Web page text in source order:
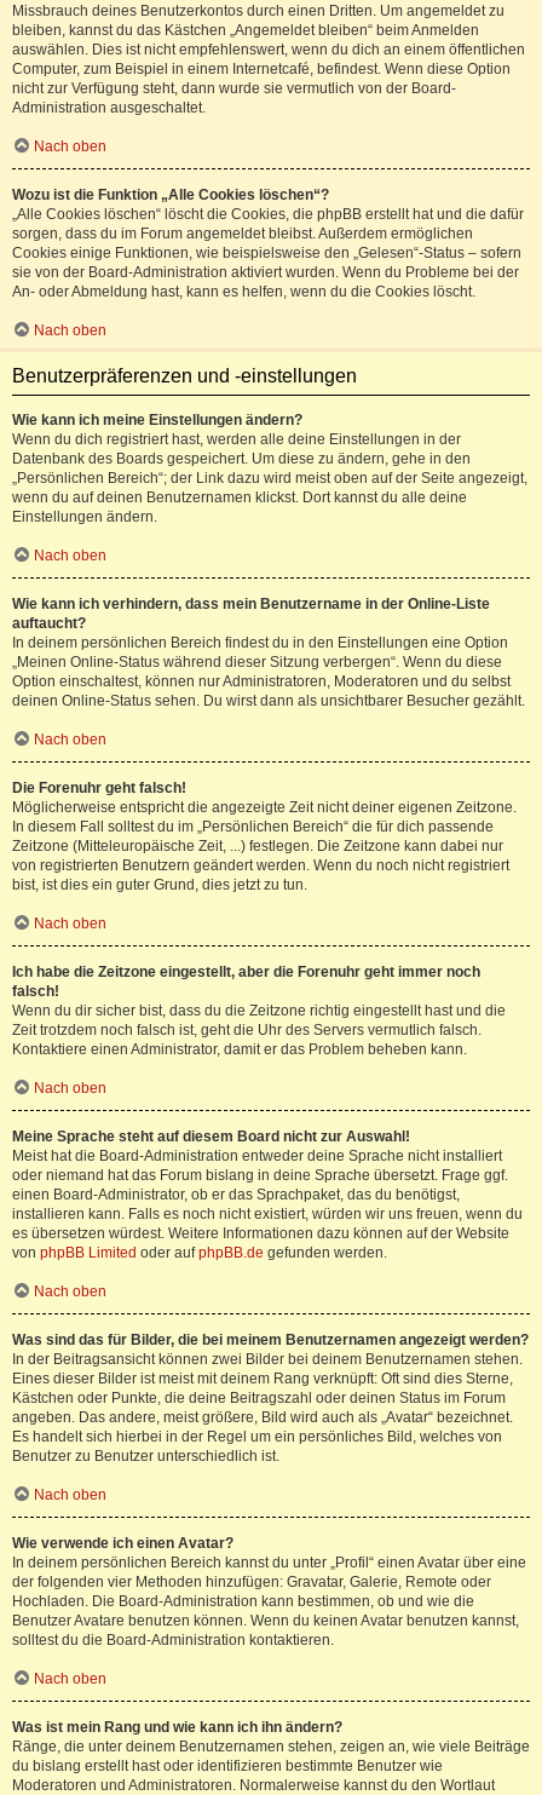
Missbrauch deines Benutzerkontos durch einen Dritten. Um angemeldet zu
bleiben, kannst du das Kästchen „Angemeldet bleiben“ beim Anmelden
auswählen. Dies ist nicht empfehlenswert, wenn du dich an einem öffentlichen
Computer, zum Beispiel in einem Internetcafé, befindest. Wenn diese Option
nicht zur Verfügung steht, dann wurde sie vermutlich von der Board-
Administration ausgeschaltet.
Nach oben
Wozu ist die Funktion „Alle Cookies löschen“?
„Alle Cookies löschen“ löscht die Cookies, die phpBB erstellt hat und die dafür
sorgen, dass du im Forum angemeldet bleibst. Außerdem ermöglichen
Cookies einige Funktionen, wie beispielsweise den „Gelesen“-Status – sofern
sie von der Board-Administration aktiviert wurden. Wenn du Probleme bei der
An- oder Abmeldung hast, kann es helfen, wenn du die Cookies löscht.
Nach oben
Benutzerpräferenzen und -einstellungen
Wie kann ich meine Einstellungen ändern?
Wenn du dich registriert hast, werden alle deine Einstellungen in der
Datenbank des Boards gespeichert. Um diese zu ändern, gehe in den
„Persönlichen Bereich“; der Link dazu wird meist oben auf der Seite angezeigt,
wenn du auf deinen Benutzernamen klickst. Dort kannst du alle deine
Einstellungen ändern.
Nach oben
Wie kann ich verhindern, dass mein Benutzername in der Online-Liste
auftaucht?
In deinem persönlichen Bereich findest du in den Einstellungen eine Option
„Meinen Online-Status während dieser Sitzung verbergen“. Wenn du diese
Option einschaltest, können nur Administratoren, Moderatoren und du selbst
deinen Online-Status sehen. Du wirst dann als unsichtbarer Besucher gezählt.
Nach oben
Die Forenuhr geht falsch!
Möglicherweise entspricht die angezeigte Zeit nicht deiner eigenen Zeitzone.
In diesem Fall solltest du im „Persönlichen Bereich“ die für dich passende
Zeitzone (Mitteleuropäische Zeit, ...) festlegen. Die Zeitzone kann dabei nur
von registrierten Benutzern geändert werden. Wenn du noch nicht registriert
bist, ist dies ein guter Grund, dies jetzt zu tun.
Nach oben
Ich habe die Zeitzone eingestellt, aber die Forenuhr geht immer noch
falsch!
Wenn du dir sicher bist, dass du die Zeitzone richtig eingestellt hast und die
Zeit trotzdem noch falsch ist, geht die Uhr des Servers vermutlich falsch.
Kontaktiere einen Administrator, damit er das Problem beheben kann.
Nach oben
Meine Sprache steht auf diesem Board nicht zur Auswahl!
Meist hat die Board-Administration entweder deine Sprache nicht installiert
oder niemand hat das Forum bislang in deine Sprache übersetzt. Frage ggf.
einen Board-Administrator, ob er das Sprachpaket, das du benötigst,
installieren kann. Falls es noch nicht existiert, würden wir uns freuen, wenn du
es übersetzen würdest. Weitere Informationen dazu können auf der Website
von phpBB Limited oder aufphpBB.de gefunden werden.
Nach oben
Was sind das für Bilder, die bei meinem Benutzernamen angezeigt werden?
In der Beitragsansicht können zwei Bilder bei deinem Benutzernamen stehen.
Eines dieser Bilder ist meist mit deinem Rang verknüpft: Oft sind dies Sterne,
Kästchen oder Punkte, die deine Beitragszahl oder deinen Status im Forum
angeben. Das andere, meist größere, Bild wird auch als „Avatar“ bezeichnet.
Es handelt sich hierbei in der Regel um ein persönliches Bild, welches von
Benutzer zu Benutzer unterschiedlich ist.
Nach oben
Wie verwende ich einen Avatar?
In deinem persönlichen Bereich kannst du unter „Profil“ einen Avatar über eine
der folgenden vier Methoden hinzufügen: Gravatar, Galerie, Remote oder
Hochladen. Die Board-Administration kann bestimmen, ob und wie die
Benutzer Avatare benutzen können. Wenn du keinen Avatar benutzen kannst,
solltest du die Board-Administration kontaktieren.
Nach oben
Was ist mein Rang und wie kann ich ihn ändern?
Ränge, die unter deinem Benutzernamen stehen, zeigen an, wie viele Beiträge
du bislang erstellt hast oder identifizieren bestimmte Benutzer wie
Moderatoren und Administratoren. Normalerweise kannst du den Wortlaut